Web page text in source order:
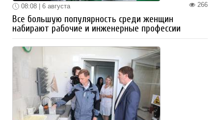
266
08:08 | 6 августа
Все большую популярность среди женщин
набирают рабочие и инженерные профессии